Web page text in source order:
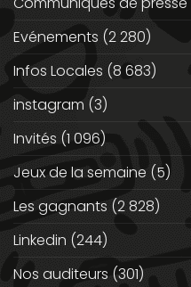
Evénements (2 280)
Infos Locales (8 683)
instagram (3)
Invités (1 096)
Jeux de la semaine (5)
Les gagnants (2 828)
Linkedin (244)
Nos auditeurs (301)